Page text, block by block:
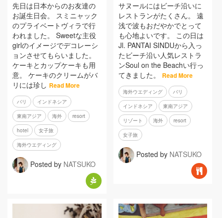
先日は日本からのお友達の
お誕生日会。 スミニャック
のプライベートヴィラで行
われました。 Sweetな主役
girlのイメージでデコレーシ
ョンさせてもらいました。
ケーキとカップケーキも用
意。 ケーキのクリームがバ
リには珍し Read More
バリ インドネシア
東南アジア 海外 resort
hotel 女子旅
海外ウエディング
Posted by NATSUKO
サヌールにはビーチ沿いに
レストランがたくさん。 遠
浅で波もおだやかでとって
も心地よいです。 この日は
Jl. PANTAI SINDUから入っ
たビーチ沿い人気レストラ
ンSoul on the Beachい行っ
てきました。
Read More
海外ウエディング バリ
インドネシア 東南アジア
リゾート 海外 resort
女子旅
Posted by NATSUKO